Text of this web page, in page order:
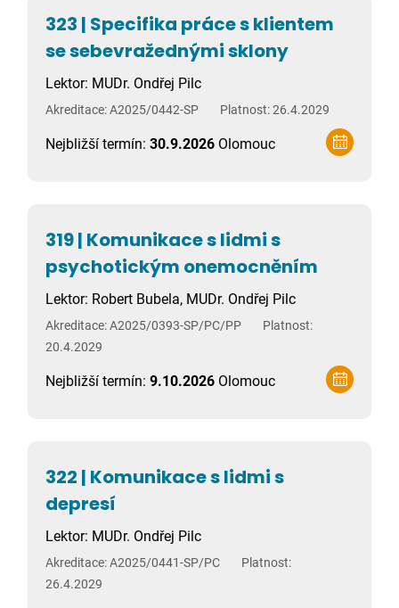
323 | Specifika práce s klientem
se sebevražednými sklony
Lektor: MUDr. Ondřej Pilc
Akreditace: A2025/0442-SP Platnost: 26.4.2029
Nejbližší termín: 30.9.2026 Olomouc
319 | Komunikace s lidmi s
psychotickým onemocněním
Lektor: Robert Bubela, MUDr. Ondřej Pilc
Akreditace: A2025/0393-SP/PC/PP
Platnost:
20.4.2029
Nejbližší termín: 9.10.2026 Olomouc
322 | Komunikace s lidmi s
depresí
Lektor: MUDr. Ondřej Pilc
Akreditace: A2025/0441-SP/PC
Platnost:
26.4.2029